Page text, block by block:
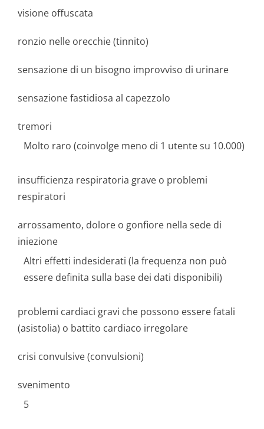
visione offuscata
ronzio nelle orecchie (tinnito)
sensazione di un bisogno improvviso di urinare
sensazione fastidiosa al capezzolo
tremori
Molto raro (coinvolge meno di 1 utente su 10.000)
insufficienza respiratoria grave o problemi
respiratori
arrossamento, dolore o gonfiore nella sede di
iniezione
Altri effetti indesiderati (la frequenza non può
essere definita sulla base dei dati disponibili)
problemi cardiaci gravi che possono essere fatali
(asistolia) o battito cardiaco irregolare
crisi convulsive (convulsioni)
svenimento
5